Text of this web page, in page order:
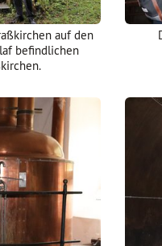
auf den
befindlichen